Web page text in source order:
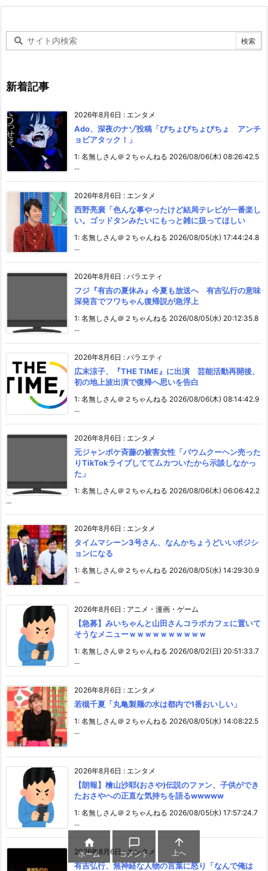
新着記事
2026年8月6日 : エンタメ
Ado、深夜のナゾ投稿「びちょびちょびちょ アンチ
ョビアタック！」
1: 名無しさん＠２ちゃんねる 2026/08/06(木) 08:26:42.5
...
2026年8月6日 : エンタメ
西野亮廣「色んな事やったけど結局テレビが一番楽し
い。ゴッドタンみたいにもっと雑に扱ってほしい
1: 名無しさん＠２ちゃんねる 2026/08/05(水) 17:44:24.8
...
2026年8月6日 : バラエティ
フジ『有吉の夏休み』今夏も放送へ 有吉弘行の意味
深発言でフワちゃん復帰説が急浮上
1: 名無しさん＠２ちゃんねる 2026/08/05(水) 20:12:35.8
...
2026年8月6日 : バラエティ
広末涼子、『THE TIME』に出演 芸能活動再開後、
初の地上波出演で復帰へ思いを告白
1: 名無しさん＠２ちゃんねる 2026/08/06(木) 08:14:42.9
...
2026年8月6日 : エンタメ
元ジャンポケ斉藤の被害女性「バウムクーヘン売った
りTikTokライブしててムカついたから示談しなかっ
た」
1: 名無しさん＠２ちゃんねる 2026/08/06(木) 06:06:42.2
...
2026年8月6日 : エンタメ
タイムマシーン3号さん、なんかちょうどいいポジシ
ョンになる
1: 名無しさん＠２ちゃんねる 2026/08/05(水) 14:29:30.9
...
2026年8月6日 : アニメ・漫画・ゲーム
【急募】みいちゃんと山田さんコラボカフェに置いて
そうなメニューｗｗｗｗｗｗｗｗｗｗ
1: 名無しさん＠２ちゃんねる 2026/08/02(日) 20:51:33.7
...
2026年8月6日 : エンタメ
若槻千夏「丸亀製麺の水は都内で1番おいしい」
1: 名無しさん＠２ちゃんねる 2026/08/05(水) 14:08:22.5
...
2026年8月6日 : エンタメ
【朗報】檜山沙耶(おさや)伝説のファン、子供ができ
たおさやへの正直な気持ちを語るwwwww
1: 名無しさん＠２ちゃんねる 2026/08/05(水) 17:57:24.7
...
2026年8月6日: エンタメ
有吉弘行、無神経な人物の言葉に怒り「なんで俺は

ホーム

コメント

上へ